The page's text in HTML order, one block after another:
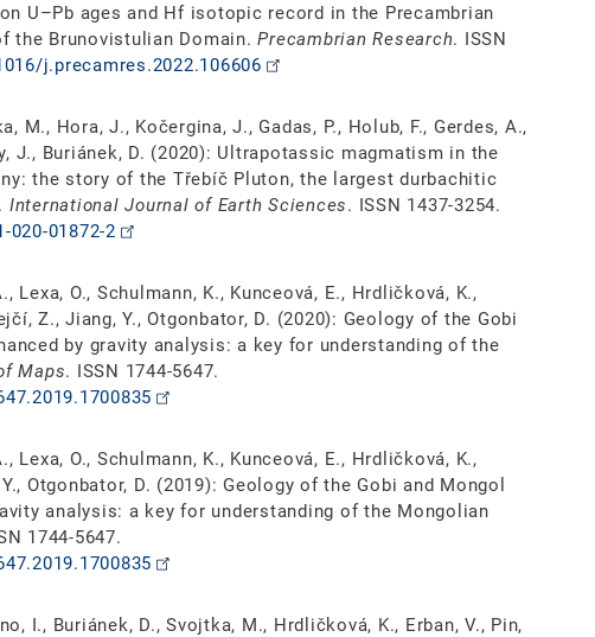
U–Pb ages and Hf isotopic record in the Precambrian
the Brunovistulian Domain.Precambrian Research. ISSN
j.precamres.2022.106606
M., Hora, J., Kočergina, J., Gadas, P., Holub, F., Gerdes, A.,
J., Buriánek, D. (2020): Ultrapotassic magmatism in the
the story of the Třebíč Pluton, the largest durbachitic
International Journal of Earth Sciences. ISSN 1437-3254.
01872-2
Lexa, O., Schulmann, K., Kunceová, E., Hrdličková, K.,
Z., Jiang, Y., Otgonbator, D. (2020): Geology of the Gobi
by gravity analysis: a key for understanding of the
Maps. ISSN 1744-5647.
Lexa, O., Schulmann, K., Kunceová, E., Hrdličková, K.,
Otgonbator, D. (2019): Geology of the Gobi and Mongol
analysis: a key for understanding of the Mongolian
1744-5647.
I., Buriánek, D., Svojtka, M., Hrdličková, K., Erban, V., Pin,